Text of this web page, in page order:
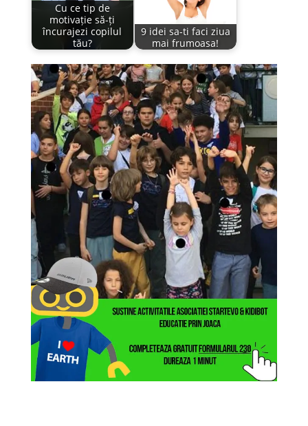
Cu ce tip de
motivație să-ți
încurajezi copilul
tău?
9 idei sa-ti faci ziua
mai frumoasa!